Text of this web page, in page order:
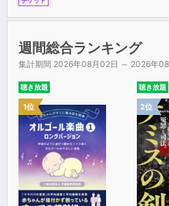
週間総合ランキング
集計期間 2026年08月02日 ～ 2026年
聴き放題
1位
聴き放題
2位